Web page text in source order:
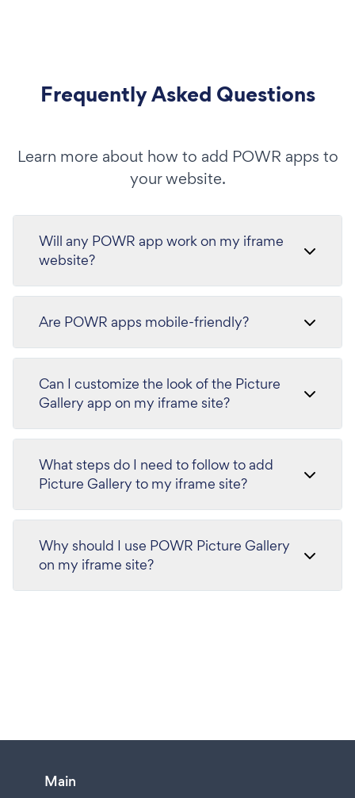
Frequently Asked Questions
Learn more about how to add POWR apps to
your website.
Will any POWR app work on my iframe
website?
Are POWR apps mobile-friendly?
Can I customize the look of the Picture
Gallery app on my iframe site?
What steps do I need to follow to add
Picture Gallery to my iframe site?
Why should I use POWR Picture Gallery
on my iframe site?
Main